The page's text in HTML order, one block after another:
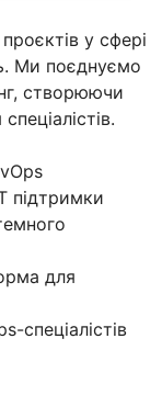
у сфері
Ми поєднуємо
створюючи
підтримки
для
спеціалістів